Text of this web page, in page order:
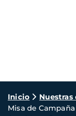
Ruta
de
Inicio Nuestras
Misa de